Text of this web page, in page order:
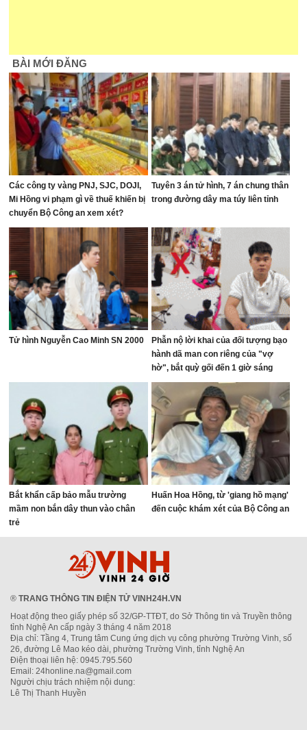
BÀI MỚI ĐĂNG
Các công ty vàng PNJ, SJC, DOJI,
Mi Hồng vi phạm gì về thuế khiến bị
chuyển Bộ Công an xem xét?
Tuyên 3 án tử hình, 7 án chung thân
trong đường dây ma túy liên tỉnh
Tử hình Nguyễn Cao Minh SN 2000
Phẫn nộ lời khai của đối tượng bạo
hành dã man con riêng của "vợ
hờ", bắt quỳ gối đến 1 giờ sáng
Bắt khẩn cấp bảo mẫu trường
mầm non bắn dây thun vào chân
trẻ
Huấn Hoa Hồng, từ 'giang hồ mạng'
đến cuộc khám xét của Bộ Công an
® TRANG THÔNG TIN ĐIỆN TỬ VINH24H.VN
Hoạt động theo giấy phép số 32/GP-TTĐT, do Sở Thông tin và Truyền thông
tỉnh Nghệ An cấp ngày 3 tháng 4 năm 2018
Địa chỉ: Tầng 4, Trung tâm Cung ứng dịch vụ công phường Trường Vinh, số
26, đường Lê Mao kéo dài, phường Trường Vinh, tỉnh Nghệ An
Điện thoại liên hệ: 0945.795.560
Email: 24honline.na@gmail.com
Người chịu trách nhiệm nội dung:
Lê Thị Thanh Huyền